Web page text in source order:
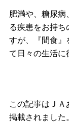
肥満や、糖尿病
る疾患をお持ち
すが、『間食』
て日々の生活に
この記事はＪＡ
掲載されました